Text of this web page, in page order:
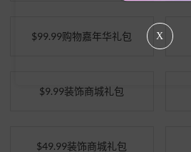
$99.99购物嘉年华礼包
$9.99装饰商城礼包
$49.99装饰商城礼包
X